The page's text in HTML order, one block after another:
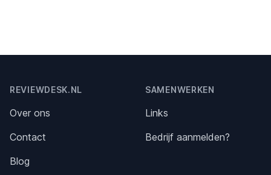
REVIEWDESK.NL
Over ons
Contact
Blog
SAMENWERKEN
Links
Bedrijf aanmelden?